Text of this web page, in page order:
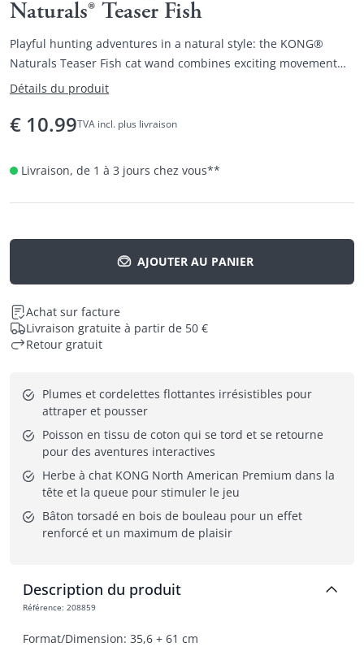
Naturals® Teaser Fish
Playful hunting adventures in a natural style: the KONG®
Naturals Teaser Fish cat wand combines exciting movement
with high-quality materials.
Détails du produit
€ 10.99TVA incl. plus livraison
Livraison, de 1 à 3 jours chez vous**
AJOUTER AU PANIER
Achat sur facture
Livraison gratuite à partir de 50 €
Retour gratuit
Plumes et cordelettes flottantes irrésistibles pour
attraper et pousser
Poisson en tissu de coton qui se tord et se retourne
pour des aventures interactives
Herbe à chat KONG North American Premium dans la
tête et la queue pour stimuler le jeu
Bâton torsadé en bois de bouleau pour un effet
renforcé et un maximum de plaisir
Description du produit
Référence: 208859
Format/Dimension: 35,6 + 61 cm